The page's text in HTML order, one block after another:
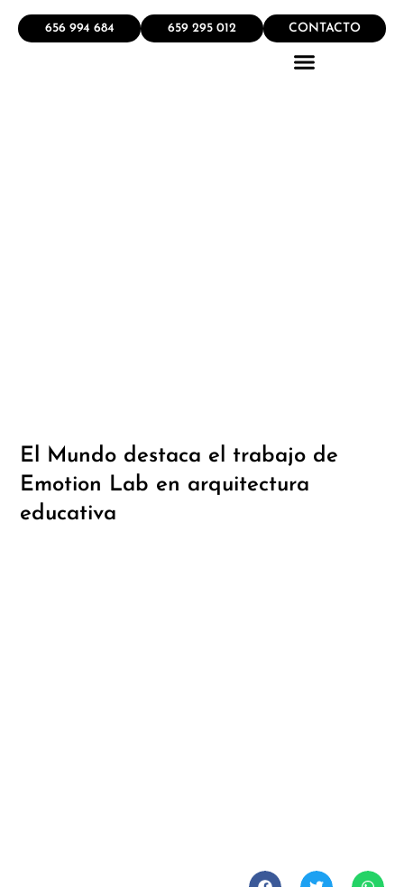
656 994 684 659 295 012 CONTACTO
El Mundo destaca el trabajo de
Emotion Lab en arquitectura
educativa